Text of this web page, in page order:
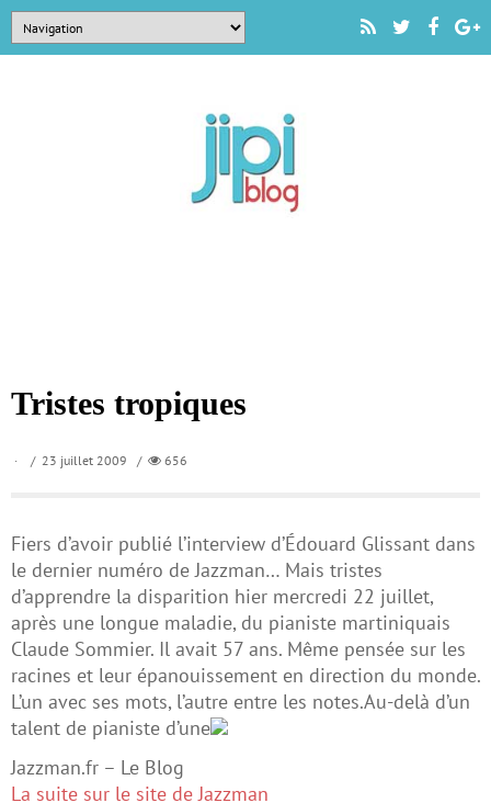
Tristes tropiques
/ 23 juillet 2009 / 656
Fiers d’avoir publié l’interview d’Édouard Glissant dans
le dernier numéro de Jazzman… Mais tristes
d’apprendre la disparition hier mercredi 22 juillet,
après une longue maladie, du pianiste martiniquais
Claude Sommier. Il avait 57 ans. Même pensée sur les
racines et leur épanouissement en direction du monde.
L’un avec ses mots, l’autre entre les notes.Au-delà d’un
talent de pianiste d’une
Jazzman.fr – Le Blog
La suite sur le site de Jazzman